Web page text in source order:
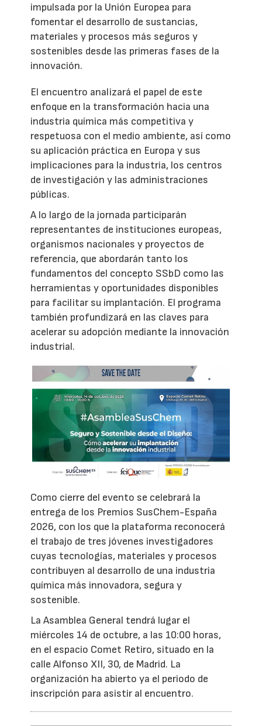
impulsada por la Unión Europea para
fomentar el desarrollo de sustancias,
materiales y procesos más seguros y
sostenibles desde las primeras fases de la
innovación.
El encuentro analizará el papel de este
enfoque en la transformación hacia una
industria química más competitiva y
respetuosa con el medio ambiente, así como
su aplicación práctica en Europa y sus
implicaciones para la industria, los centros
de investigación y las administraciones
públicas.
A lo largo de la jornada participarán
representantes de instituciones europeas,
organismos nacionales y proyectos de
referencia, que abordarán tanto los
fundamentos del concepto SSbD como las
herramientas y oportunidades disponibles
para facilitar su implantación. El programa
también profundizará en las claves para
acelerar su adopción mediante la innovación
industrial.
Como cierre del evento se celebrará la
entrega de los Premios SusChem-España
2026, con los que la plataforma reconocerá
el trabajo de tres jóvenes investigadores
cuyas tecnologías, materiales y procesos
contribuyen al desarrollo de una industria
química más innovadora, segura y
sostenible.
La Asamblea General tendrá lugar el
miércoles 14 de octubre, a las 10:00 horas,
en el espacio Comet Retiro, situado en la
calle Alfonso XII, 30, de Madrid. La
organización ha abierto ya el periodo de
inscripción para asistir al encuentro.